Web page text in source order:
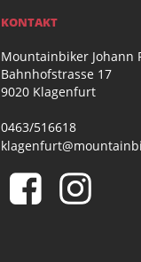
KONTAKT
Mountainbiker Johann
Bahnhofstrasse 17
9020 Klagenfurt
0463/516618